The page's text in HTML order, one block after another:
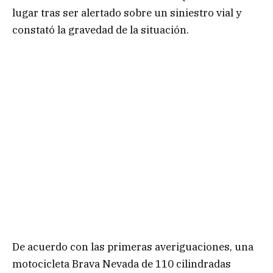
lugar tras ser alertado sobre un siniestro vial y
constató la gravedad de la situación.
De acuerdo con las primeras averiguaciones, una
motocicleta Brava Nevada de 110 cilindradas